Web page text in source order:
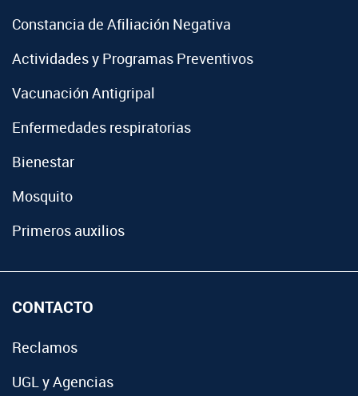
Constancia de Afiliación Negativa
Actividades y Programas Preventivos
Vacunación Antigripal
Enfermedades respiratorias
Bienestar
Mosquito
Primeros auxilios
CONTACTO
Reclamos
UGL y Agencias